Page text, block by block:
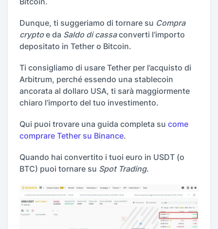
Dunque, ti suggeriamo di tornare su Compra
crypto e da Saldo di cassaconverti l’importo
depositato in Tether o Bitcoin.
Ti consigliamo di usare Tether per l’acquisto di
Arbitrum, perché essendo una stablecoin
ancorata al dollaro USA, ti sarà maggiormente
chiaro l’importo del tuo investimento.
Qui puoi trovare una guida completa su come
comprare Tether su Binance.
Quando hai convertito i tuoi euro in USDT (o
BTC) puoi tornare su Spot Trading.